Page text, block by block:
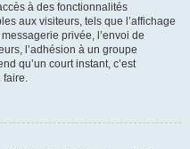
à des fonctionnalités
aux visiteurs, tels que l’affichage
privée, l’envoi de
l’adhésion à un groupe
qu’un court instant, c’est
faire.